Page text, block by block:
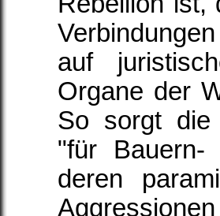
auf
Organe der
So sorgt die
"für Bauern-
deren